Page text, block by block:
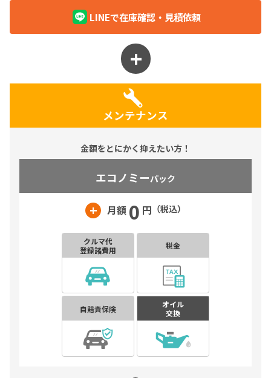
LINEで在庫確認・見積依頼
メンテナンス
金額をとにかく抑えたい方！
エコノミーパック
+ 月額 0 円 （税込）
クルマ代
登録諸費用
税金
自賠責保険
オイル
交換